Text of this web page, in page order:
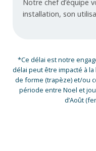
Notre chef d’équipe
installation, son
*Ce délai est notre
délai peut être impacté à
de forme (trapèze) et/ou
période entre Noel et
d’Août